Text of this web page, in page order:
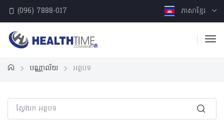
(096) 7888-017 ភាសាខ្មែរ
បណ្ណាល័យ អត្ថបទ